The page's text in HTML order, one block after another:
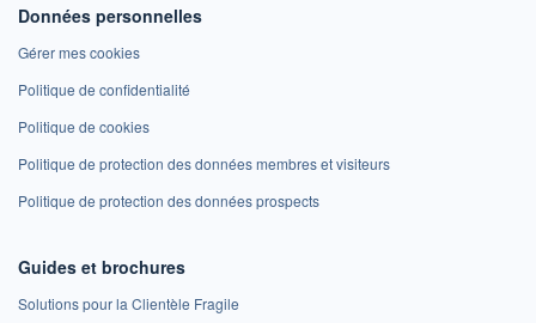
Données personnelles
Gérer mes cookies
Politique de confidentialité
Politique de cookies
Politique de protection des données membres et visiteurs
Politique de protection des données prospects
Guides et brochures
Solutions pour la Clientèle Fragile